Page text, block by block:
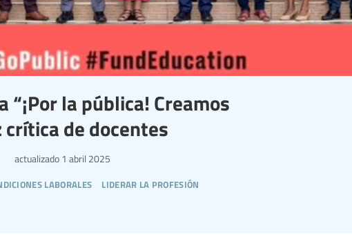
“¡Por la pública! Creamos
crítica de docentes
laborales liderar la profesión
actualizado 1 abril 2025